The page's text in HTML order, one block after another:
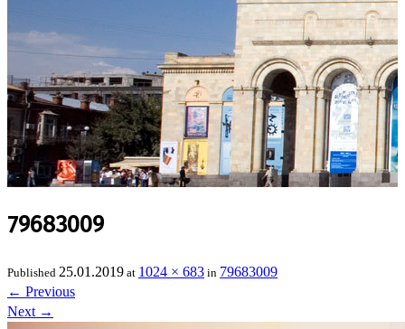
79683009
Published 25.01.2019 at 1024 × 683 in 79683009
← Previous
Next →